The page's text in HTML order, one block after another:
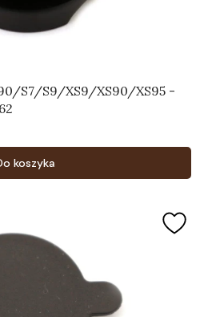
S7/S9/XS9/XS90/XS95 -
koszyka